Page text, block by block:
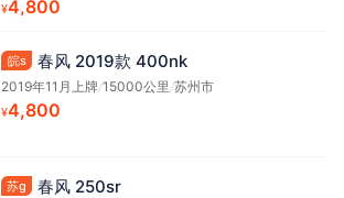
¥4,800
皖s 春风 2019款 400nk
2019年11月上牌/15000公里/苏州市
¥4,800
苏g 春风 250sr